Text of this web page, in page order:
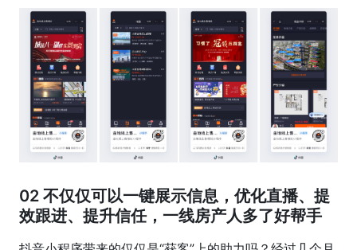
02 不仅仅可以一键展示信息，优化直播、提
效跟进、提升信任，一线房产人多了好帮手